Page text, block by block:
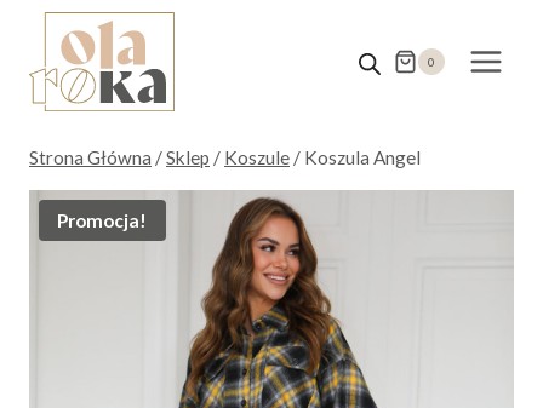
Przejdź
treści
0
Strona Główna /Sklep / Koszule / Koszula Angel
Promocja!